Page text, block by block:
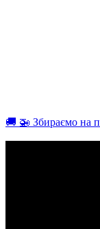
🚚 🚁 Збираємо на